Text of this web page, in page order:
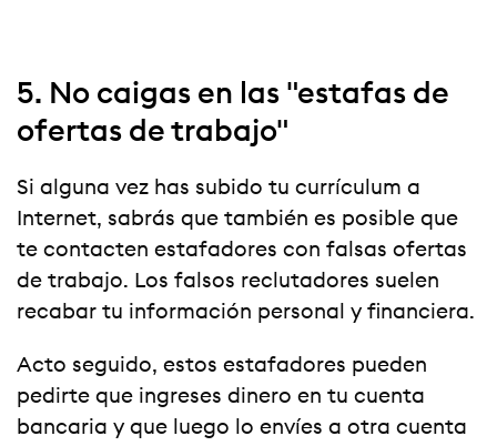
5. No caigas en las "estafas de
ofertas de trabajo"
Si alguna vez has subido tu currículum a
Internet, sabrás que también es posible que
te contacten estafadores con falsas ofertas
de trabajo. Los falsos reclutadores suelen
recabar tu información personal y financiera.
Acto seguido, estos estafadores pueden
pedirte que ingreses dinero en tu cuenta
bancaria y que luego lo envíes a otra cuenta